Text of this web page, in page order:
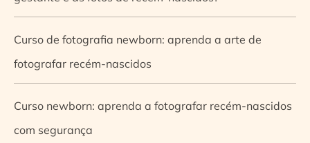
Curso de fotografia newborn: aprenda a arte de
fotografar recém-nascidos
Curso newborn: aprenda a fotografar recém-nascidos
com segurança